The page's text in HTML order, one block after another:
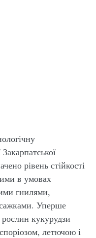
рівень стійкості
в умовах
гнилями,
Уперше
рослин кукурудзи
летючою і